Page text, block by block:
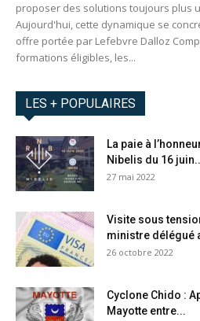
proposer des solutions toujours plus
Aujourd'hui, cette dynamique se
offre portée par Lefebvre Dalloz
formations éligibles, les...
LES + POPULAIRES
La paie à
Nibelis du 16
27 mai 2022
Visite sous
ministre délégué
26 octobre 2022
Cyclone Chido :
Mayotte entre...